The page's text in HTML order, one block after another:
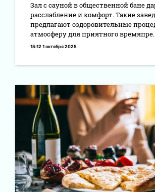
Зал с сауной в общественной бане
расслабление и комфорт. Такие
предлагают оздоровительные
атмосферу для приятного
15:12 1 октября 2025